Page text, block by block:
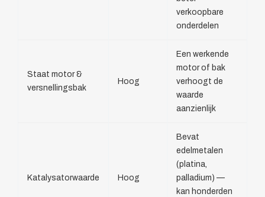
verkoopbare
onderdelen
Staat motor &
versnellingsbak
Hoog
Een werkende
motor of bak
verhoogt de
waarde
aanzienlijk
Katalysatorwaarde Hoog
Bevat
edelmetalen
(platina,
palladium) —
kan honderden